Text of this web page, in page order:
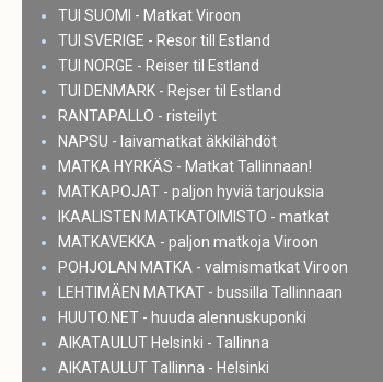
TUI SUOMI - Matkat Viroon
TUI SVERIGE - Resor till Estland
TUI NORGE - Reiser til Estland
TUI DENMARK - Rejser til Estland
RANTAPALLO - risteilyt
NAPSU - laivamatkat äkkilähdöt
MATKA HYRKÄS - Matkat Tallinnaan!
MATKAPOJAT - paljon hyviä tarjouksia
IKAALISTEN MATKATOIMISTO - matkat
MATKAVEKKA - paljon matkoja Viroon
POHJOLAN MATKA - valmismatkat Viroon
LEHTIMÄEN MATKAT - bussilla Tallinnaan
HUUTO.NET - huuda alennuskuponki
AIKATAULUT Helsinki - Tallinna
AIKATAULUT Tallinna - Helsinki